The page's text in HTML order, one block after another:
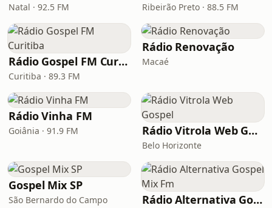
Natal · 92.5 FM Ribeirão Preto · 88.5 FM
Rádio Gospel FM Curitiba
Curitiba · 89.3 FM
Rádio Renovação
Macaé
Rádio Vinha FM
Goiânia · 91.9 FM Rádio Vitrola Web Gospel
Belo Horizonte
Gospel Mix SP
São Bernardo do Campo Rádio Alternativa Gospel Mix Fm